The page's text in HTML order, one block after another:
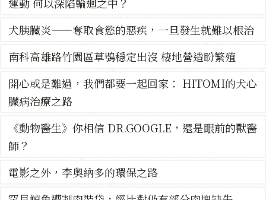
運動 何以深陷輪迴之中？
犬胰臟炎——奪取食慾的惡疾，一旦發生就難以根治
南科高雄路竹園區草鴞穩定出沒 棲地營造盼繁殖
開心或是難過，我們都要一起回家： HITOMI的犬心
臟病治療之路
《動物醫生》你相信 DR.GOOGLE，還是眼前的獸醫
師？
電影之外，李奧納多的環保之路